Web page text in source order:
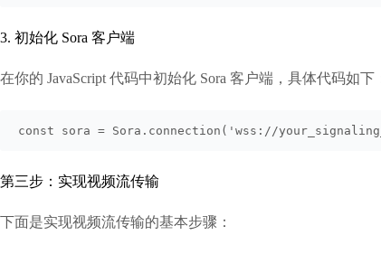
3. 初始化 Sora 客户端
在你的 JavaScript 代码中初始化 Sora 客户端，具体代码如下
const sora = Sora.connection('wss://
第三步：实现视频流传输
下面是实现视频流传输的基本步骤：